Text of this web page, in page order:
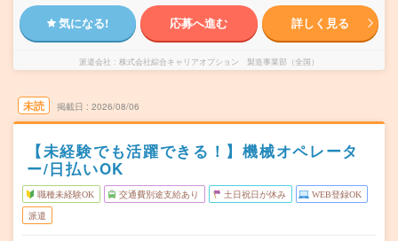
気になる! 応募へ進む 詳しく見る
派遣会社 株式会社綜合キャリアオプション 製造事業部（全国）
未読 掲載日 2026/08/06
【未経験でも活躍できる！】機械オペレータ
ー/日払いOK
職種未経験OK 交通費別途支給あり 土日祝日が休み WEB登録OK
派遣